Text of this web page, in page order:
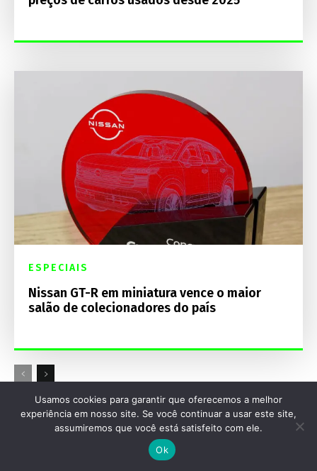
ESPECIAIS
Nissan GT-R em miniatura vence o maior
salão de colecionadores do país
Destaques Mecânica Online
Usamos cookies para garantir que oferecemos a melhor
experiência em nosso site. Se você continuar a usar este site,
assumiremos que você está satisfeito com ele.
Ok